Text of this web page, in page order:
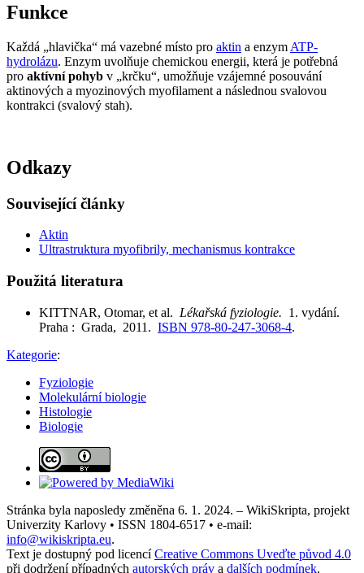
Funkce
Každá „hlavička“ má vazebné místo pro aktin a enzym ATP-
hydrolázu. Enzym uvolňuje chemickou energii, která je potřebná
pro aktívní pohyb v „krčku“, umožňuje vzájemné posouvání
aktinových a myozinových myofilament a následnou svalovou
kontrakci (svalový stah).
Odkazy
Související články
Aktin
Ultrastruktura myofibrily, mechanismus kontrakce
Použitá literatura
KITTNAR, Otomar, et al. Lékařská fyziologie. 1. vydání.
Praha : Grada, 2011. ISBN 978-80-247-3068-4.
Kategorie:
Fyziologie
Molekulární biologie
Histologie
Biologie
Stránka byla naposledy změněna 6. 1. 2024. – WikiSkripta, projekt
Univerzity Karlovy • ISSN 1804-6517 • e-mail:
info@wikiskripta.eu.
Text je dostupný pod licencíCreative Commons Uveďte původ 4.0
při dodržení případných autorských práv a dalších podmínek.